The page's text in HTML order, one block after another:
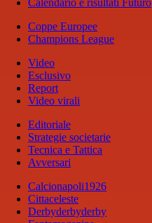
Calendario e risultati Futuro
Coppe Europee
Champions League
Video
Esclusivo
Report
Video virali
Editoriale
Strategie societarie
Tecnica e Tattica
Avversari
Calcionapoli1926
Cittaceleste
Derbyderbyderby